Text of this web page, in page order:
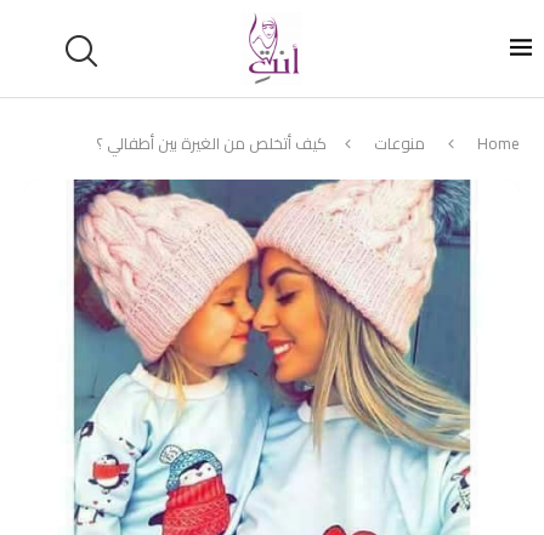
Home منوعات كيف أتخلص من الغيرة بين أطفالي ؟